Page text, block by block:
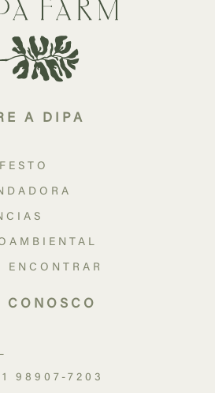
A DIPA
ENCONTRAR
CONOSCO
98907-7203